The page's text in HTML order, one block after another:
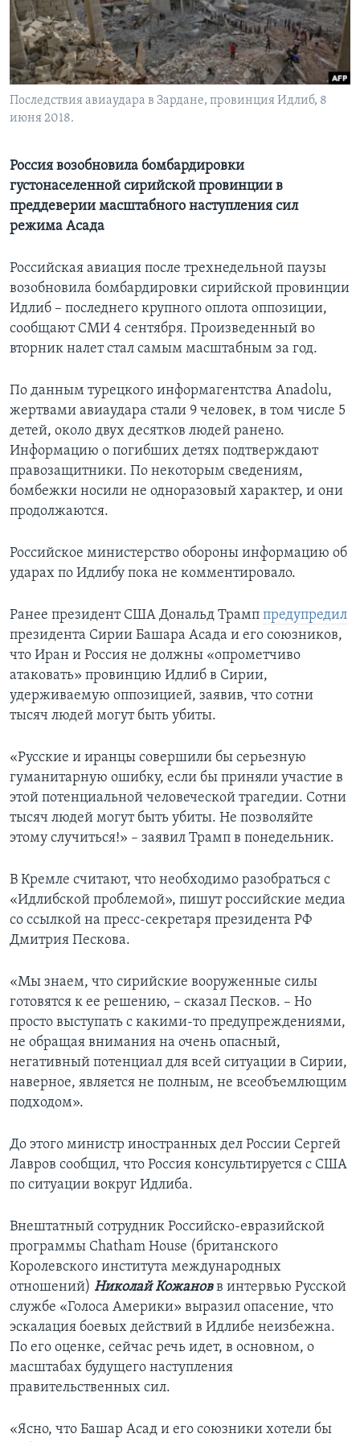
Learning English
СОЦИАЛЬНЫЕ СЕТИ
Последствия авиаудара в Зардане, провинция Идлиб, 8
июня 2018.
Россия возобновила бомбардировки
густонаселенной сирийской провинции в
преддеверии масштабного наступления сил
режима Асада
Российская авиация после трехнедельной паузы
возобновила бомбардировки сирийской провинции
Идлиб – последнего крупного оплота оппозиции,
сообщают СМИ 4 сентября. Произведенный во
вторник налет стал самым масштабным за год.
По данным турецкого информагентства Anadolu,
жертвами авиаудара стали 9 человек, в том числе 5
детей, около двух десятков людей ранено.
Информацию о погибших детях подтверждают
правозащитники. По некоторым сведениям,
бомбежки носили не одноразовый характер, и они
продолжаются.
Российское министерство обороны информацию об
ударах по Идлибу пока не комментировало.
Ранее президент США Дональд Трамп предупредил
президента Сирии Башара Асада и его союзников,
что Иран и Россия не должны «опрометчиво
атаковать» провинцию Идлиб в Сирии,
удерживаемую оппозицией, заявив, что сотни
тысяч людей могут быть убиты.
«Русские и иранцы совершили бы серьезную
гуманитарную ошибку, если бы приняли участие в
этой потенциальной человеческой трагедии. Сотни
тысяч людей могут быть убиты. Не позволяйте
этому случиться!» – заявил Трамп в понедельник.
В Кремле считают, что необходимо разобраться с
«Идлибской проблемой», пишут российские медиа
со ссылкой на пресс-секретаря президента РФ
Дмитрия Пескова.
«Мы знаем, что сирийские вооруженные силы
готовятся к ее решению, – сказал Песков. – Но
просто выступать с какими-то предупреждениями,
не обращая внимания на очень опасный,
негативный потенциал для всей ситуации в Сирии,
наверное, является не полным, не всеобъемлющим
подходом».
До этого министр иностранных дел России Сергей
Лавров сообщил, что Россия консультируется с США
по ситуации вокруг Идлиба.
Внештатный сотрудник Российско-евразийской
программы Chatham House (британского
Королевского института международных
отношений) Николай Кожанов в интервью Русской
службе «Голоса Америки» выразил опасение, что
эскалация боевых действий в Идлибе неизбежна.
По его оценке, сейчас речь идет, в основном, о
масштабах будущего наступления
правительственных сил.
«Ясно, что Башар Асад и его союзники хотели бы